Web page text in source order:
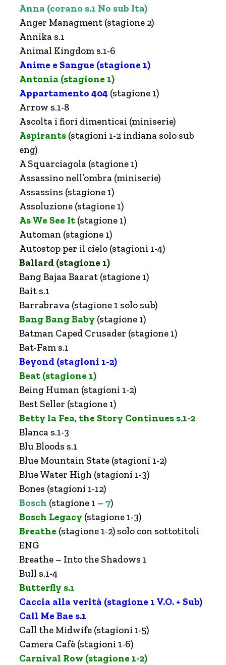
Anna (corano s.1 No sub Ita)
Anger Managment (stagione 2)
Annika s.1
Animal Kingdom s.1-6
Anime e Sangue (stagione 1)
Antonia (stagione 1)
Appartamento 404 (stagione 1)
Arrow s.1-8
Ascolta i fiori dimenticai (miniserie)
Aspirants (stagioni 1-2 indiana solo sub
eng)
A Squarciagola (stagione 1)
Assassino nell’ombra (miniserie)
Assassins (stagione 1)
Assoluzione (stagione 1)
As We See It (stagione 1)
Automan (stagione 1)
Autostop per il cielo (stagioni 1-4)
Ballard (stagione 1)
Bang Bajaa Baarat (stagione 1)
Bait s.1
Barrabrava (stagione 1 solo sub)
Bang Bang Baby (stagione 1)
Batman Caped Crusader (stagione 1)
Bat-Fam s.1
Beyond (stagioni 1-2)
Beat (stagione 1)
Being Human (stagioni 1-2)
Best Seller (stagione 1)
Betty la Fea, the Story Continues s.1-2
Blanca s.1-3
Blu Bloods s.1
Blue Mountain State (stagioni 1-2)
Blue Water High (stagioni 1-3)
Bones (stagioni 1-12)
Bosch (stagione 1 – 7)
Bosch Legacy (stagione 1-3)
Breathe (stagione 1-2) solo con sottotitoli
ENG
Breathe – Into the Shadows 1
Bull s.1-4
Butterfly s.1
Caccia alla verità (stagione 1 V.O. + Sub)
Call Me Bae s.1
Call the Midwife (stagioni 1-5)
Camera Cafè (stagioni 1-6)
Carnival Row (stagione 1-2)